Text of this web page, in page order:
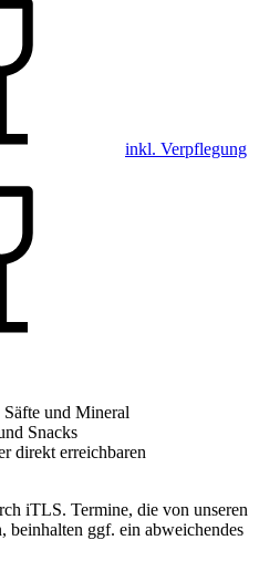
inkl. Verpflegung
Säfte und Mineral
Snacks
direkt erreichbaren
iTLS. Termine, die von unseren
beinhalten ggf. ein abweichendes